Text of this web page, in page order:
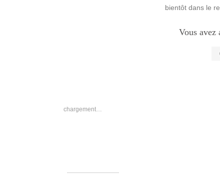
bientôt dans le
Vous avez
chargement…